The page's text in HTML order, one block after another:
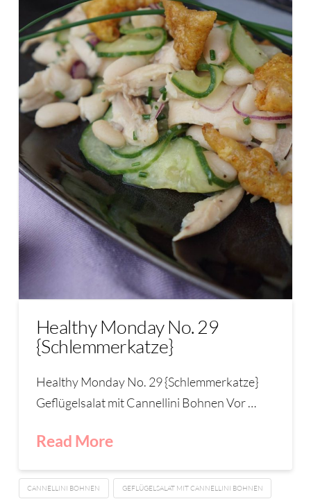
Healthy Monday No. 29
{Schlemmerkatze}
Healthy Monday No. 29 {Schlemmerkatze}
Geflügelsalat mit Cannellini Bohnen Vor …
Read More
CANNELLINI BOHNEN GEFLÜGELSALAT MIT CANNELLINI BOHNEN